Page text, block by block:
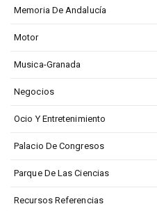
Memoria De Andalucía
Motor
Musica-Granada
Negocios
Ocio Y Entretenimiento
Palacio De Congresos
Parque De Las Ciencias
Recursos Referencias